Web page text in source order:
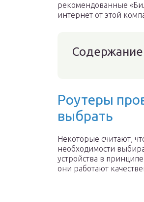
рекомендованные
интернет от этой
Содержание
Роутеры
выбрать
Некоторые считают,
необходимости
устройства в
они работают